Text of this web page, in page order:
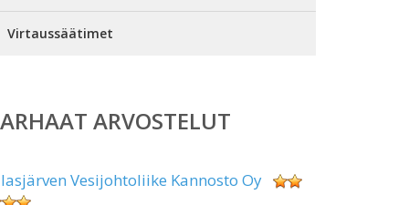
Virtaussäätimet
ARVOSTELUT
Vesijohtoliike Kannosto Oy